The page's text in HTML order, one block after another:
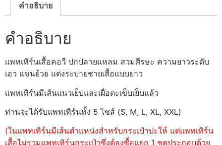
คำอธิบาย
คำอธิบาย
แพทเทิร์นเสื้อคอวี ปกปลายแหลม สวมศีรษะ ความยาวระดับ
เอว แขนย้วย แต่งระบายชายเสื้อแบบยาว
แพทเทิร์นมีเส้นแนวเย็บและเผื่อตะเข็บเย็บแล้ว
ท่านจะได้รับแพทเทิร์นทั้ง 5 ไซส์ (S, M, L, XL, XXL)
(ในแพทเทิร์นมีเส้นตำแหน่งสำหรับกระเป๋าปะให้ แต่แพทเทิร์น
เสื้อไม่รวมแพทเทิร์นกระเป๋าซึ่งต้องซื้อแยก 1 ชุดประกอบด้วย